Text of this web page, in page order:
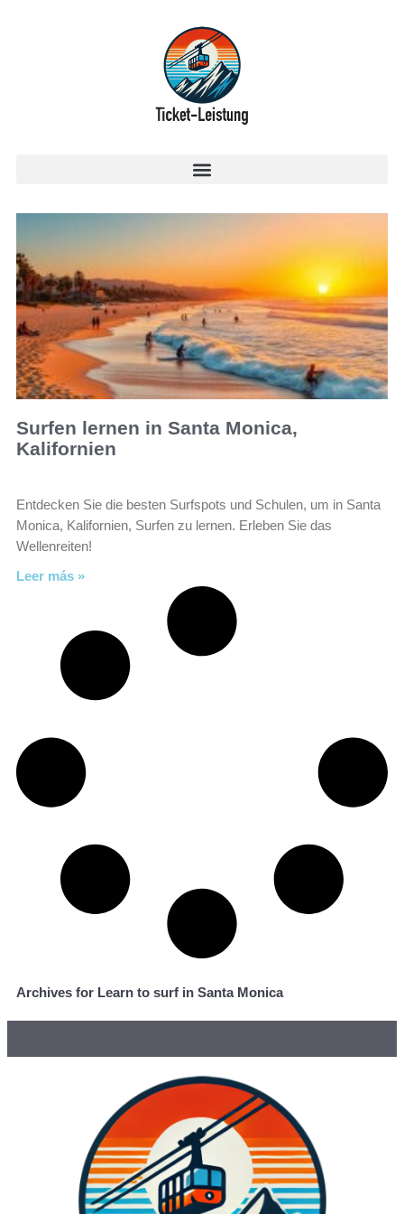
Surfen lernen in Santa Monica,
Kalifornien
Entdecken Sie die besten Surfspots und Schulen, um in Santa
Monica, Kalifornien, Surfen zu lernen. Erleben Sie das
Wellenreiten!
Leer más »
Archives for Learn to surf in Santa Monica